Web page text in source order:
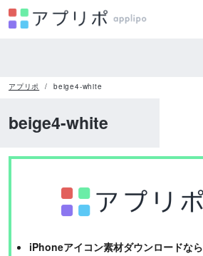
アプリポ beige4-white
beige4-white
iPhoneアイコン素材ダウンロードなら